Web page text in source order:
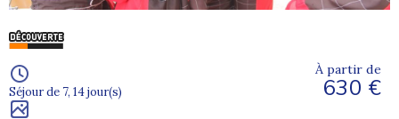
Séjour de 7, 14 jour(s)
À partir de
630 €